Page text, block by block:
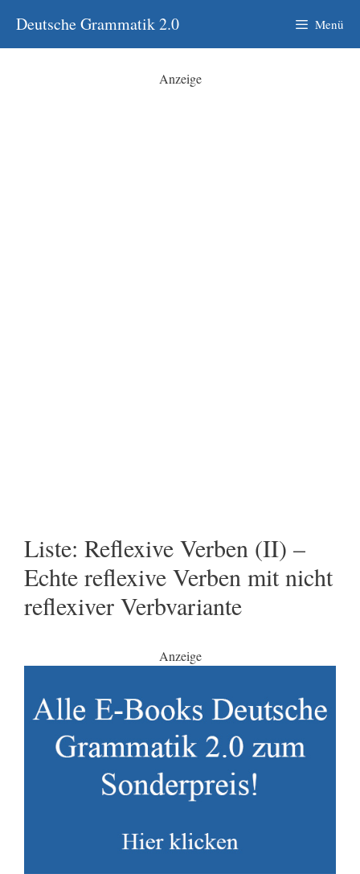
Inhalt
springen
Deutsche Grammatik 2.0 Menü
Anzeige
Liste: Reflexive Verben (II) –
Echte reflexive Verben mit nicht
reflexiver Verbvariante
Anzeige